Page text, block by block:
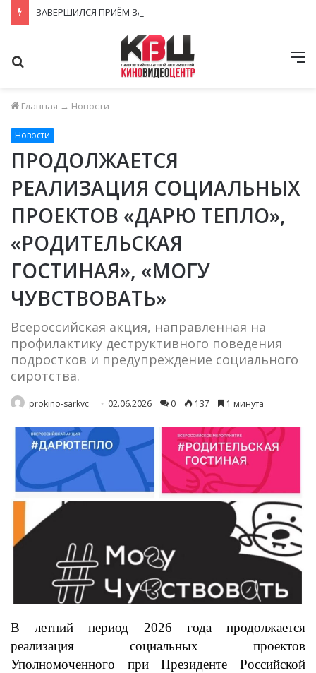
Главная → Новости
Новости
ПРОДОЛЖАЕТСЯ
РЕАЛИЗАЦИЯ СОЦИАЛЬНЫХ
ПРОЕКТОВ «ДАРЮ ТЕПЛО»,
«РОДИТЕЛЬСКАЯ
ГОСТИНАЯ», «МОГУ
ЧУВСТВОВАТЬ»
Всероссийская акция, направленная на
профилактику деструктивного поведения
подростков и предупреждение социального
сиротства.
prokino-sarkvc 02.06.2026 0 137 1 минута
В летний период 2026 года продолжается
реализация социальных проектов
Уполномоченного при Президенте Российской